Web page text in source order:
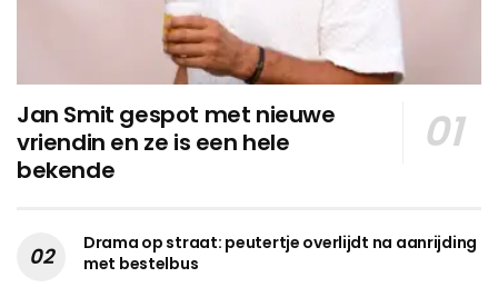
Jan Smit gespot met nieuwe
vriendin en ze is een hele
bekende
Drama op straat: peutertje overlijdt na aanrijding
met bestelbus